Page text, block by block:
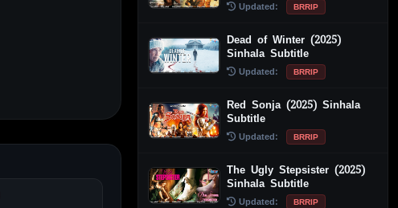
Updated: BRRIP
Dead of Winter (2025)
Sinhala Subtitle
Updated: BRRIP
Red Sonja (2025) Sinhala
Subtitle
Updated: BRRIP
The Ugly Stepsister (2025)
Sinhala Subtitle
Updated: BRRIP